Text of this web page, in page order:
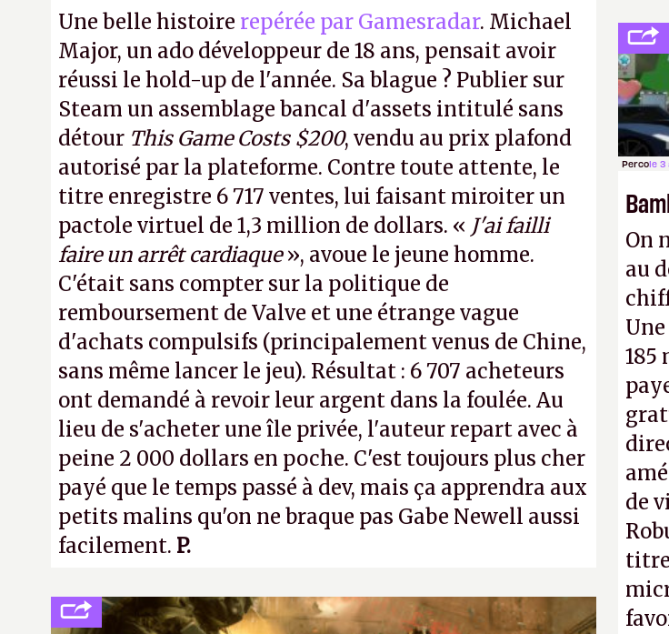
Une belle histoire repérée par Gamesradar. Michael
Major, un ado développeur de 18 ans, pensait avoir
réussi le hold-up de l'année. Sa blague ? Publier sur
Steam un assemblage bancal d'assets intitulé sans
détour This Game Costs $200, vendu au prix plafond
autorisé par la plateforme. Contre toute attente, le
titre enregistre 6 717 ventes, lui faisant miroiter un
pactole virtuel de 1,3 million de dollars. « J'ai failli
faire un arrêt cardiaque», avoue le jeune homme.
C'était sans compter sur la politique de
remboursement de Valve et une étrange vague
d'achats compulsifs (principalement venus de Chine,
sans même lancer le jeu). Résultat : 6 707 acheteurs
ont demandé à revoir leur argent dans la foulée. Au
lieu de s'acheter une île privée, l'auteur repart avec à
peine 2 000 dollars en poche. C'est toujours plus cher
payé que le temps passé à dev, mais ça apprendra aux
petits malins qu'on ne braque pas Gabe Newell aussi
facilement. P.
Percole 3
On
au
185
de